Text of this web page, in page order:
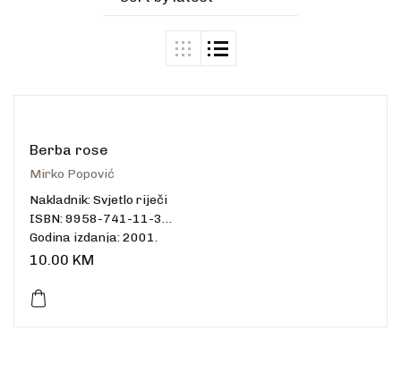
Berba rose
Mirko Popović
Nakladnik: Svjetlo riječi
ISBN: 9958-741-11-3
Godina izdanja: 2001.
Uvez: meki
Dimenzije: 20 x 12,5 cm
Jezik: hrvatski
10.00 KM